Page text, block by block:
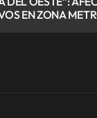
EN ZONA